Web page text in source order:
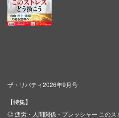
ザ・リバティ2026年9月号
【特集】
◎ 疲労・人間関係・プレッシャー このス